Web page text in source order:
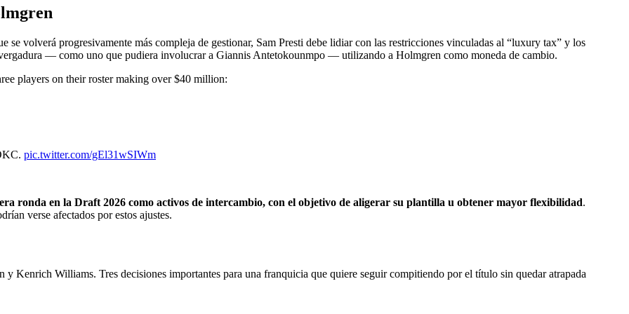
se volverá progresivamente más compleja de gestionar, Sam Presti debe lidiar con las restricciones vinculadas al “luxury tax” y los
— como uno que pudiera involucrar a Giannis Antetokounmpo — utilizando a Holmgren como moneda de cambio.
players on their roster making over $40 million:
pic.twitter.com/gEl31wSIWm
ronda en la Draft 2026 como activos de intercambio, con el objetivo de aligerar su plantilla u obtener mayor flexibilidad.
verse afectados por estos ajustes.
Kenrich Williams. Tres decisiones importantes para una franquicia que quiere seguir compitiendo por el título sin quedar atrapada